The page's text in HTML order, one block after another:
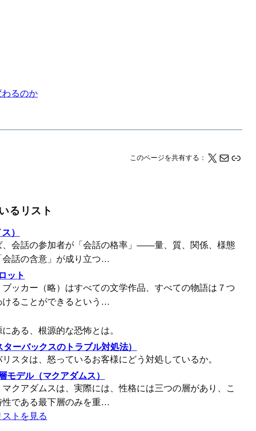
るのか
このページを共有する： X メール このページの情報をクリップボードにコピーする
るリスト
）
、会話の参加者が「会話の格率」――量、質、関係、様態
話の含意」が成り立つ…
ット
ブッカー（略）はすべての文学作品、すべての物語は７つ
けることができるという…
ある、根源的な恐怖とは。
ーバックスのトラブル対処法）
スタは、怒っているお客様にどう対処しているか。
モデル（マクアダムス）
マクアダムスは、実際には、性格には三つの層があり、こ
性である最下層のみを重…
トを見る